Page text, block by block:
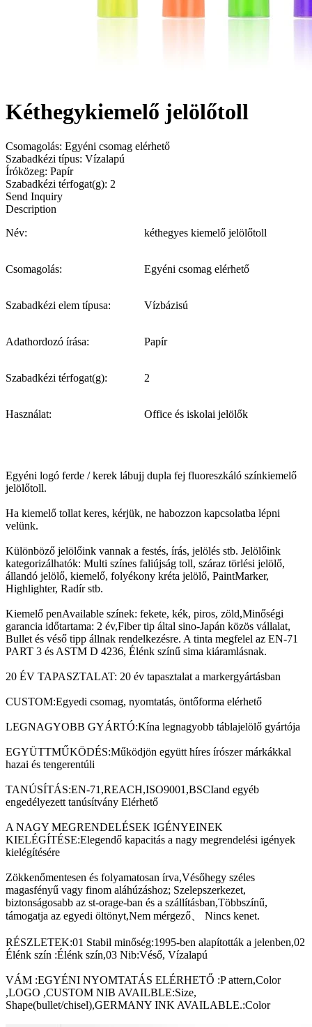
Kéthegykiemelő jelölőtoll
Csomagolás: Egyéni csomag elérhető
Szabadkézi típus: Vízalapú
Íróközeg: Papír
Szabadkézi térfogat(g): 2
Send Inquiry
Description
Név:
kéthegyes kiemelő jelölőtoll
Csomagolás: Egyéni csomag elérhető
Szabadkézi elem típusa: Vízbázisú
Adathordozó írása: Papír
Szabadkézi térfogat(g): 2
Használat: Office és iskolai jelölők
Egyéni logó ferde / kerek lábujj dupla fej fluoreszkáló színkiemelő
jelölőtoll.
Ha kiemelő tollat keres, kérjük, ne habozzon kapcsolatba lépni
velünk.
Különböző jelölőink vannak a festés, írás, jelölés stb. Jelölőink
kategorizálhatók: Multi színes faliújság toll, száraz törlési jelölő,
állandó jelölő, kiemelő, folyékony kréta jelölő, PaintMarker,
Highlighter, Radír stb.
Kiemelő penAvailable színek: fekete, kék, piros, zöld,Minőségi
garancia időtartama: 2 év,Fiber tip által sino-Japán közös vállalat,
Bullet és véső tipp állnak rendelkezésre. A tinta megfelel az EN-71
PART 3 és ASTM D 4236, Élénk színű sima kiáramlásnak.
20 ÉV TAPASZTALAT: 20 év tapasztalat a markergyártásban
CUSTOM:Egyedi csomag, nyomtatás, öntőforma elérhető
LEGNAGYOBB GYÁRTÓ:Kína legnagyobb táblajelölő gyártója
EGYÜTTMŰKÖDÉS:Működjön együtt híres írószer márkákkal
hazai és tengerentúli
TANÚSÍTÁS:EN-71,REACH,ISO9001,BSCIand egyéb
engedélyezett tanúsítvány Elérhető
A NAGY MEGRENDELÉSEK IGÉNYEINEK
KIELÉGÍTÉSE:Elegendő kapacitás a nagy megrendelési igények
kielégítésére
Zökkenőmentesen és folyamatosan írva,Vésőhegy széles
magasfényű vagy finom aláhúzáshoz; Szelepszerkezet,
biztonságosabb az st-orage-ban és a szállításban,Többszínű,
támogatja az egyedi öltönyt,Nem mérgező、 Nincs kenet.
RÉSZLETEK:01 Stabil minőség:1995-ben alapították a jelenben,02
Élénk szín :Élénk szín,03 Nib:Véső, Vízalapú
VÁM :EGYÉNI NYOMTATÁS ELÉRHETŐ :P attern,Color
,LOGO ,CUSTOM NIB AVAILBLE:Size,
Shape(bullet/chisel),GERMANY INK AVAILABLE.:Color